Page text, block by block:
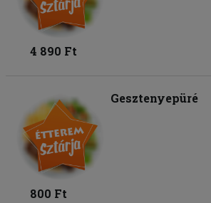
4 890 Ft
Gesztenyepüré
800 Ft